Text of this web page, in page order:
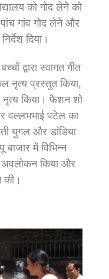
को गोद लेने को
पांच गांव गोद लेने और
दिया।
द्वारा स्वागत गीत
नृत्य प्रस्तुत किया,
नृत्य किया। फैशन शो
वल्लभभाई पटेल का
युगल और डांडिया
बाजार में विभिन्न
अवलोकन किया और
की।